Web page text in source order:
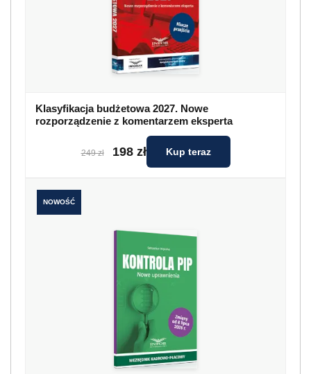
Klasyfikacja budżetowa 2027. Nowe
rozporządzenie z komentarzem eksperta
249 zł 198 zł Kup teraz
NOWOŚĆ